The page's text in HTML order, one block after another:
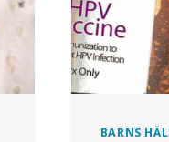
BARNS